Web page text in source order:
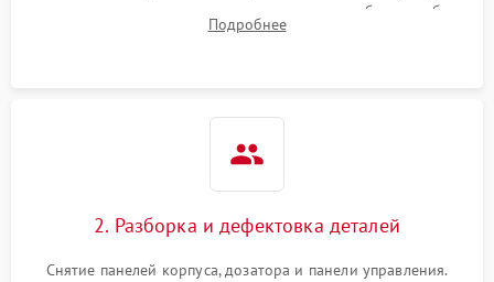
выявления посторонних шумов, протечек или сбоев в работе
электронного модуля управления.
Подробнее
2. Разборка и дефектовка деталей
Снятие панелей корпуса, дозатора и панели управления.